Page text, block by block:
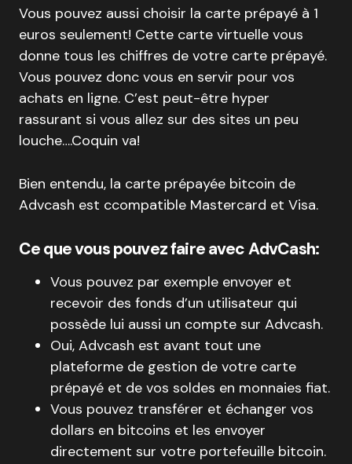
Vous pouvez aussi choisir la carte prépayé à 1
euros seulement! Cette carte virtuelle vous
donne tous les chiffres de votre carte prépayé.
Vous pouvez donc vous en servir pour vos
achats en ligne. C’est peut-être hyper
rassurant si vous allez sur des sites un peu
louche….Coquin va!
Bien entendu, la carte prépayée bitcoin de
Advcash est ccompatible Mastercard et Visa.
Ce que vous pouvez faire avec AdvCash:
Vous pouvez par exemple envoyer et
recevoir des fonds d’un utilisateur qui
possède lui aussi un compte sur Advcash.
Oui, Advcash est avant tout une
plateforme de gestion de votre carte
prépayé et de vos soldes en monnaies fiat.
Vous pouvez transférer et échanger vos
dollars en bitcoins et les envoyer
directement sur votre portefeuille bitcoin.